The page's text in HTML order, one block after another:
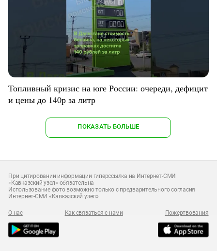
Топливный кризис на юге России: очереди, дефицит
и цены до 140р за литр
ПОКАЗАТЬ БОЛЬШЕ
При цитировании информации гиперссылка на Интернет-СМИ
«Кавказский узел» обязательна
Использование фото возможно только с предварительного согласия
Интернет-СМИ «Кавказский узел»
О нас Как связаться с нами Пожертвования